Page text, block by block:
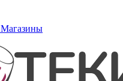
Магазины